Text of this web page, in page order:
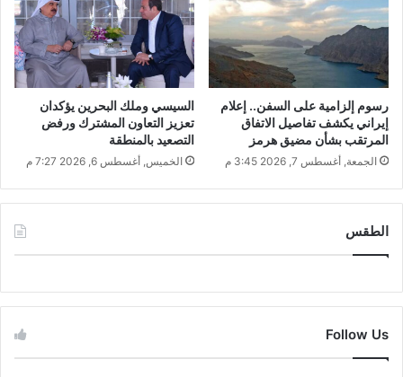
رسوم إلزامية على السفن.. إعلام
إيراني يكشف تفاصيل الاتفاق
المرتقب بشأن مضيق هرمز
الجمعة, أغسطس 7, 2026 3:45 م
السيسي وملك البحرين يؤكدان
تعزيز التعاون المشترك ورفض
التصعيد بالمنطقة
الخميس, أغسطس 6, 2026 7:27 م
الطقس
Follow Us